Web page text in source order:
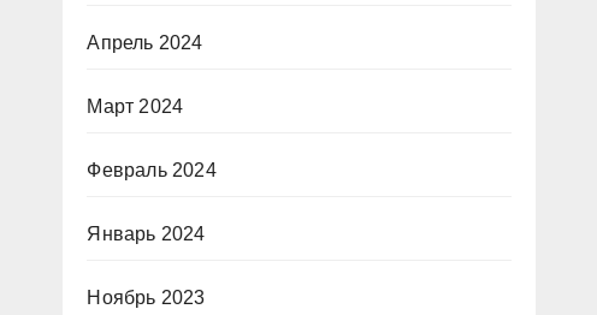
Апрель 2024
Март 2024
Февраль 2024
Январь 2024
Ноябрь 2023